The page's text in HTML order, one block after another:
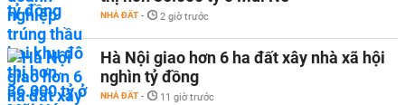
NHÀ ĐẤT - 2 giờ trước
Hà Nội giao hơn 6 ha đất xây nhà xã hội
nghìn tỷ đồng
NHÀ ĐẤT - 11 giờ trước